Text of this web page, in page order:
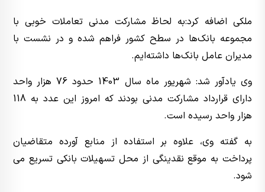
ملکی اضافه کرد:‌به لحاظ مشارکت مدنی تعاملات خوبی با
مجموعه بانک‌ها در سطح کشور فراهم شده و در نشست با
مدیران عامل بانک‌ها داشته‌ایم.
وی یادآور شد: شهریور ماه سال 1403 حدود 76 هزار واحد
دارای قرارداد مشارکت مدنی بودند که امروز این عدد به 118
هزار واحد رسیده است.
به گفته وی، علاوه بر استفاده از منابع آورده متقاضیان
پرداخت به موقع نقدینگی از محل تسهیلات بانکی تسریع می
شود.